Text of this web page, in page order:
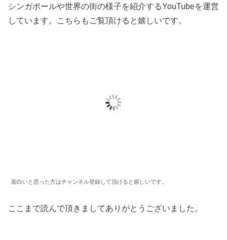
シンガポールや世界の街の様子を紹介するYouTubeを運営
しています。こちらもご覧頂けると嬉しいです。
面白いと思った方はチャンネル登録して頂けると嬉しいです。
ここまで読んで頂きましてありがとうございました。